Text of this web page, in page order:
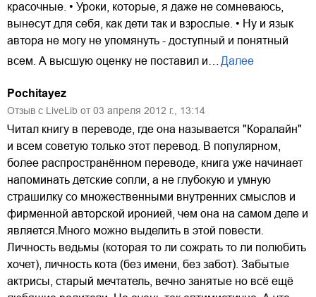
красочные. • Уроки, которые, я даже не сомневаюсь,
вынесут для себя, как дети так и взрослые. • Ну и язык
автора не могу не упомянуть - доступный и понятный
всем. А высшую оценку не поставил и…
Далее
Pochitayez
Отзыв с LiveLib от 03 апреля 2012 г., 13:14
Читал книгу в переводе, где она называется "Коралайн"
и всем советую только этот перевод. В популярном,
более распространённом переводе, книга уже начинает
напоминать детские сопли, а не глубокую и умную
страшилку со множественными внутренних смыслов и
фирменной авторской иронией, чем она на самом деле и
является.Много можно выделить в этой повести.
Личность ведьмы (которая то ли сожрать то ли полюбить
хочет), личность кота (без имени, без забот). Забытые
актрисы, старый мечтатель, вечно занятые но всё ещё